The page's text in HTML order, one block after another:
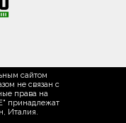
сайтом
не связан с
права на
принадлежат
Италия.